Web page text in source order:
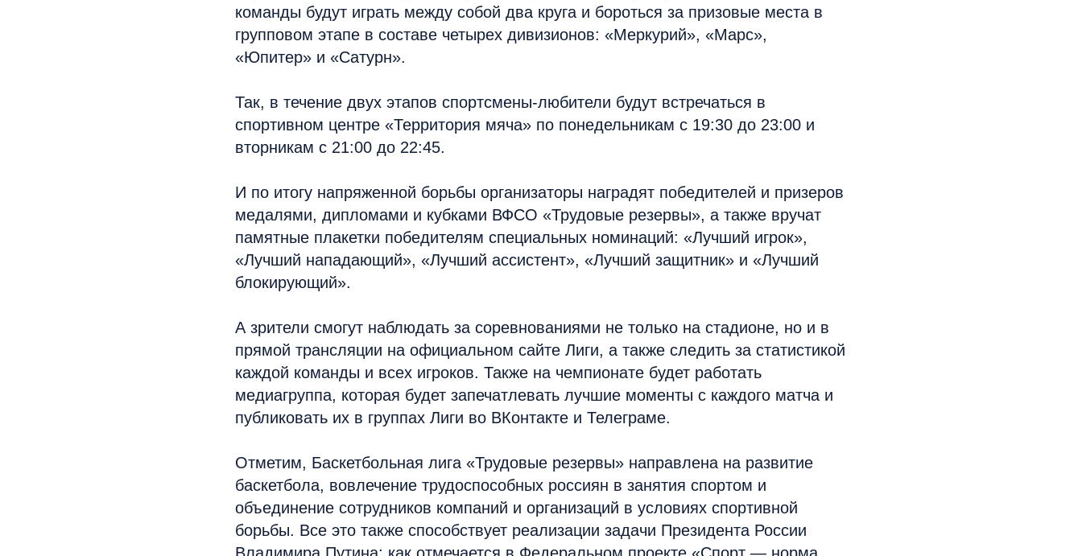
команды будут играть между собой два круга и бороться за призовые места в
групповом этапе в составе четырех дивизионов: «Меркурий», «Марс»,
«Юпитер» и «Сатурн».
Так, в течение двух этапов спортсмены-любители будут встречаться в
спортивном центре «Территория мяча» по понедельникам с 19:30 до 23:00 и
вторникам с 21:00 до 22:45.
И по итогу напряженной борьбы организаторы наградят победителей и призеров
медалями, дипломами и кубками ВФСО «Трудовые резервы», а также вручат
памятные плакетки победителям специальных номинаций: «Лучший игрок»,
«Лучший нападающий», «Лучший ассистент», «Лучший защитник» и «Лучший
блокирующий».
А зрители смогут наблюдать за соревнованиями не только на стадионе, но и в
прямой трансляции на официальном сайте Лиги, а также следить за статистикой
каждой команды и всех игроков. Также на чемпионате будет работать
медиагруппа, которая будет запечатлевать лучшие моменты с каждого матча и
публиковать их в группах Лиги во ВКонтакте и Телеграме.
Отметим, Баскетбольная лига «Трудовые резервы» направлена на развитие
баскетбола, вовлечение трудоспособных россиян в занятия спортом и
объединение сотрудников компаний и организаций в условиях спортивной
борьбы. Все это также способствует реализации задачи Президента России